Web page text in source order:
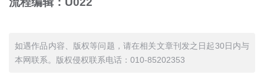
如遇作品内容、版权等问题，请在相关文章刊发之日起30日内与
本网联系。版权侵权联系电话：010-85202353